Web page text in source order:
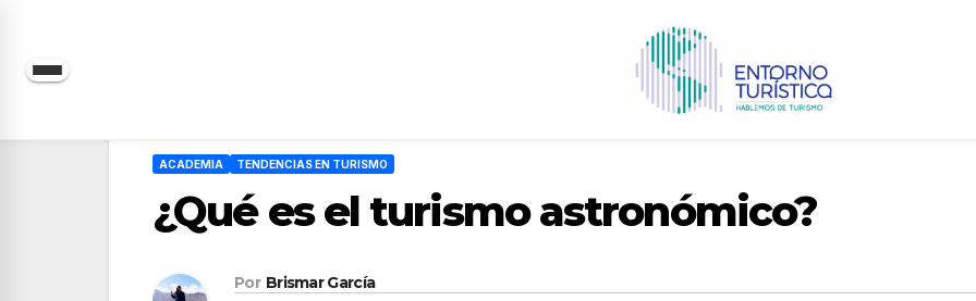
Saltar
ACADEMIA TENDENCIAS EN TURISMO
¿Qué es el turismo astronómico?
Por Brismar García